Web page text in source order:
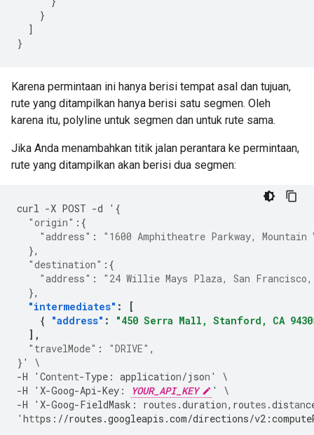
}
]
}
Karena permintaan ini hanya berisi tempat asal dan tujuan,
rute yang ditampilkan hanya berisi satu segmen. Oleh
karena itu, polyline untuk segmen dan untuk rute sama.
Jika Anda menambahkan titik jalan perantara ke permintaan,
rute yang ditampilkan akan berisi dua segmen:
curl -X POST -d ' {
"origin" :{
"address" :
"1600 Amphitheatre Parkway, Mountain
},
"destination" :{
"address" :
"24 Willie Mays Plaza, San Francisco,
},
"intermediates" :
[
{
"address" :
"450 Serra Mall, Stanford, CA
],
"travelMode" : "DRIVE" ,
} '
\
-H 'Content-Type : application/json '
\
-H 'X-Goog-Api-Key : YOUR_API_KEY '
\
-H 'X-Goog-FieldMask : routes .duration, routes .distan
'https : //routes.googleapis.com/directions/